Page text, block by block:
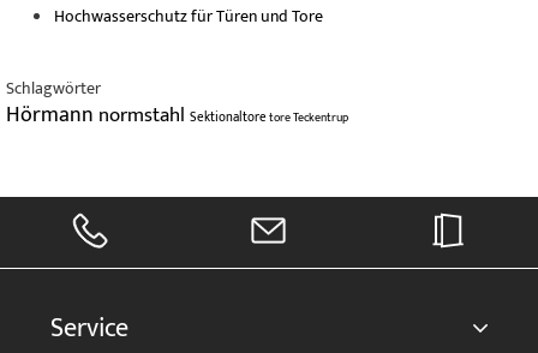
Hochwasserschutz für Türen und Tore
Schlagwörter
Hörmann normstahl SektionaltoretoreTeckentrup
Service